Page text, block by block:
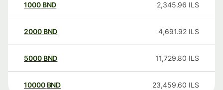
1000 BND 2,345.96 ILS
2000 BND 4,691.92 ILS
5000 BND 11,729.80 ILS
10000 BND 23,459.60 ILS